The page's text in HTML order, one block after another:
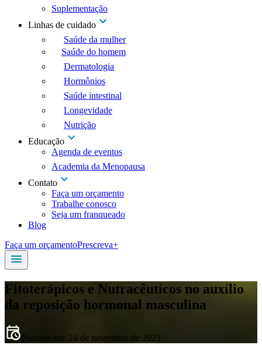
Suplementação
Linhas de cuidado
Saúde da mulher
Saúde do homem
Dermatologia
Hormônios
Saúde intestinal
Longevidade
Nutrição
Educação
Agenda de eventos
Academia da Menopausa
Contato
Faça um orçamento
Trabalhe conosco
Seja um franqueado
Blog
Faça um orçamentoPrescreva+
Fitoterápicos e Nutracêuticos no auxílio
da reposição hormonal masculina
Postado em: 24 de novembro de 2023